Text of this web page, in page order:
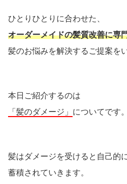
ひとりひとりに合わせた、
オーダーメイドの髪質改善に専
髪のお悩みを解決するご提案を
本日ご紹介するのは
「髪のダメージ」 についてです。
髪はダメージを受けると自己的
蓄積されていきます。